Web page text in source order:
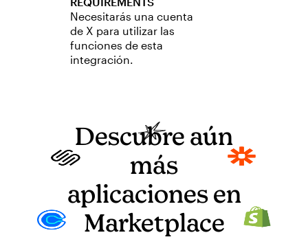
Necesitarás una cuenta
de X para utilizar las
funciones de esta
integración.
Descubre aún
más
aplicaciones en
Marketplace